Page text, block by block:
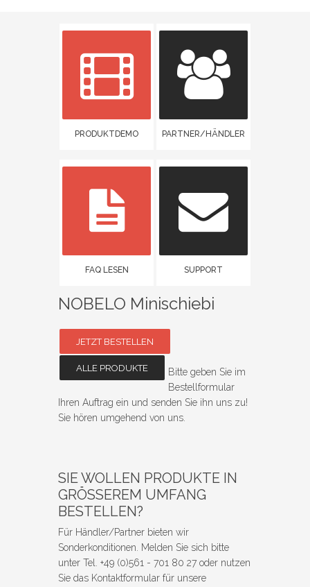
PRODUKTDEMO PARTNER/HÄNDLER
FAQ LESEN SUPPORT
NOBELO Minischiebi
JETZT BESTELLEN
ALLE PRODUKTE
Bitte geben Sie im
Bestellformular
Ihren Auftrag ein und senden Sie ihn uns zu!
Sie hören umgehend von uns.
SIE WOLLEN PRODUKTE IN
GRÖSSEREM UMFANG B
ESTELLEN?
Für Händler/Partner bieten wir
Sonderkonditionen. Melden Sie sich bitte
unter Tel. +49 (0)561 - 701 80 27 oder nutzen
Sie das Kontaktformular für unsere